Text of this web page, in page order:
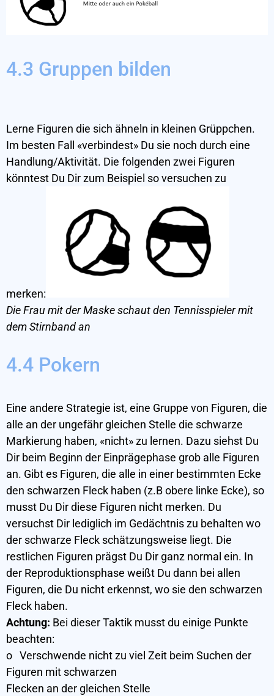
4.3 Gruppen bilden
Lerne Figuren die sich ähneln in kleinen Grüppchen.
Im besten Fall «verbindest» Du sie noch durch eine
Handlung/Aktivität. Die folgenden zwei Figuren
könntest Du Dir zum Beispiel so versuchen zu
merken:
Die Frau mit der Maske schaut den Tennisspieler mit
dem Stirnband an
4.4 Pokern
Eine andere Strategie ist, eine Gruppe von Figuren, die
alle an der ungefähr gleichen Stelle die schwarze
Markierung haben, «nicht» zu lernen. Dazu siehst Du
Dir beim Beginn der Einprägephase grob alle Figuren
an. Gibt es Figuren, die alle in einer bestimmten Ecke
den schwarzen Fleck haben (z.B obere linke Ecke), so
musst Du Dir diese Figuren nicht merken. Du
versuchst Dir lediglich im Gedächtnis zu behalten wo
der schwarze Fleck schätzungsweise liegt. Die
restlichen Figuren prägst Du Dir ganz normal ein. In
der Reproduktionsphase weißt Du dann bei allen
Figuren, die Du nicht erkennst, wo sie den schwarzen
Fleck haben.
Achtung: Bei dieser Taktik musst du einige Punkte
beachten:
o Verschwende nicht zu viel Zeit beim Suchen der
Figuren mit schwarzen
Flecken an der gleichen Stelle